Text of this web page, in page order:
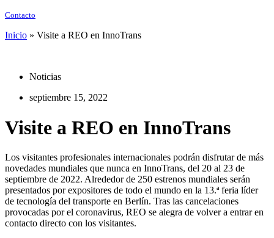
Contacto
Inicio » Visite a REO en InnoTrans
Noticias
septiembre 15, 2022
Visite a REO en InnoTrans
Los visitantes profesionales internacionales podrán disfrutar de más
novedades mundiales que nunca en InnoTrans, del 20 al 23 de
septiembre de 2022. Alrededor de 250 estrenos mundiales serán
presentados por expositores de todo el mundo en la 13.ª feria líder
de tecnología del transporte en Berlín. Tras las cancelaciones
provocadas por el coronavirus, REO se alegra de volver a entrar en
contacto directo con los visitantes.